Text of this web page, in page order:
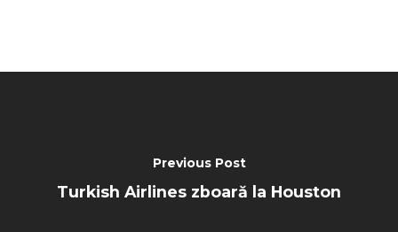
Previous Post
Turkish Airlines zboară la Houston